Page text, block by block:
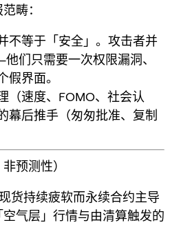
畴：
不等于「安全」。攻击者并
们只需要一次权限漏洞、
假界面。
（速度、FOMO、社会认
幕后推手（匆匆批准、复制
预测性）
货持续疲软而永续合约主导
气层」行情与由清算触发的